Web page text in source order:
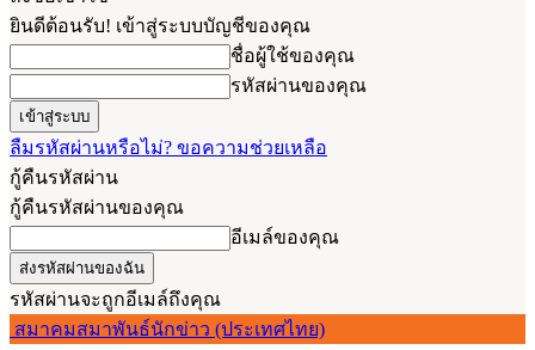
ยินดีต้อนรับ! เข้าสู่ระบบบัญชีของคุณ
ชื่อผู้ใช้ของคุณ
รหัสผ่านของคุณ
ลืมรหัสผ่านหรือไม่? ขอความช่วยเหลือ
กู้คืนรหัสผ่าน
กู้คืนรหัสผ่านของคุณ
อีเมล์ของคุณ
รหัสผ่านจะถูกอีเมล์ถึงคุณ
สมาคมสมาพันธ์นักข่าว (ประเทศไทย)